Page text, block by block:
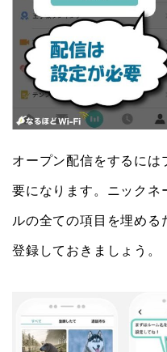
オープン配信をするには
要になります。ニック
ルの全ての項目を埋める
登録しておきましょう。